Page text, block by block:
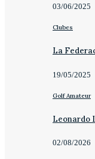
03/06/2025
Clubes
La
19/05/2025
Golf Amateur
Leonardo
02/08/2026